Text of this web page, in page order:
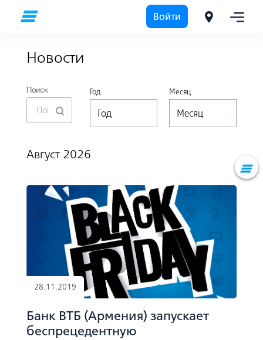
Войти
Новости
Поиск Год Месяц
Август 2026
28.11.2019
Банк ВТБ (Армения) запускает
беспрецедентную